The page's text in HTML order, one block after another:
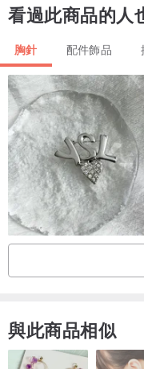
每一件都是手工製作，些微
2.可用蜜粉刷(軟毛)掃除作
3.如表面起毛，可用小剪
4.避免泡水/長期碰水，如
5.遠離高溫(變形)與潮濕(
看過此商品的人
胸針 配件飾品
與此商品相似